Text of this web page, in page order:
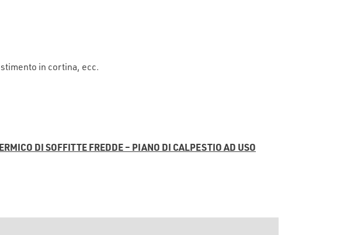
in cortina, ecc.
DI SOFFITTE FREDDE – PIANO DI CALPESTIO AD USO